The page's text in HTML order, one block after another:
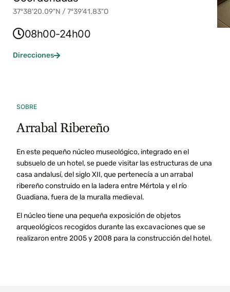
37º38'20.09"N / 7º39'41.83"O
08h00-24h00
Direcciones
SOBRE
Arrabal Ribereño
En este pequeño núcleo museológico, integrado en el
subsuelo de un hotel, se puede visitar las estructuras de una
casa andalusí, del siglo XII, que pertenecía a un arrabal
ribereño construido en la ladera entre Mértola y el río
Guadiana, fuera de la muralla medieval.
El núcleo tiene una pequeña exposición de objetos
arqueológicos recogidos durante las excavaciones que se
realizaron entre 2005 y 2008 para la construcción del hotel.